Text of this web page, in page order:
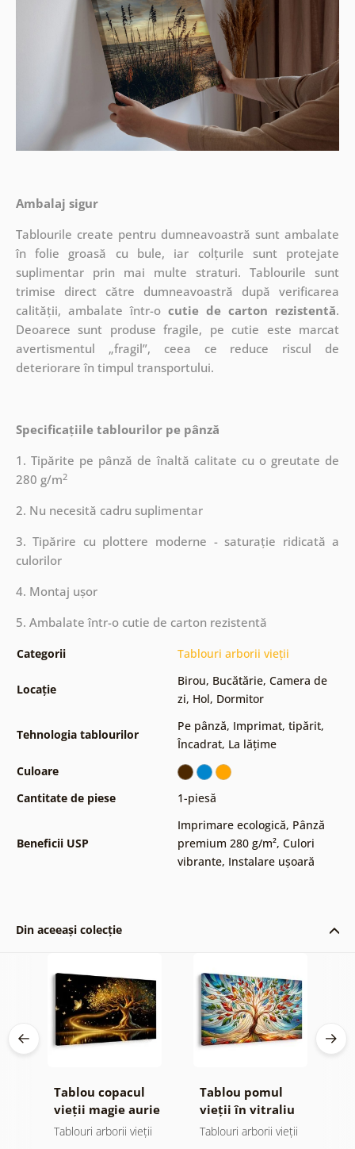
Ambalaj sigur
Tablourile create pentru dumneavoastră sunt ambalate
în folie groasă cu bule, iar colțurile sunt protejate
suplimentar prin mai multe straturi.Tablourile sunt
trimise direct către dumneavoastră după verificarea
calității, ambalate într-o cutie de carton rezistentă.
Deoarece sunt produse fragile, pe cutie este marcat
avertismentul „fragil”, ceea ce reduce riscul de
deteriorare în timpul transportului.
Specificațiile tablourilor pe pânză
1. Tipărite pe pânză de înaltă calitate cu o greutate de
280 g/m2
2. Nu necesită cadru suplimentar
3. Tipărire cu plottere moderne - saturație ridicată a
culorilor
4. Montaj ușor
5. Ambalate într-o cutie de carton rezistentă
Categorii Tablouri arborii vieții
Locație
Birou, Bucătărie, Camera de
zi, Hol, Dormitor
Tehnologia tablourilor
Pe pânză, Imprimat, tipărit,
Încadrat, La lățime
Culoare
Cantitate de piese
1-piesă
Beneficii USP
Imprimare ecologică, Pânză
premium 280 g/m², Culori
vibrante, Instalare ușoară
Din aceeași colecție
Tablou copacul
vieții magie aurie
Tablouri arborii vieții
Tablou pomul
vieții în vitraliu
colorat
Tablouri arborii vieții